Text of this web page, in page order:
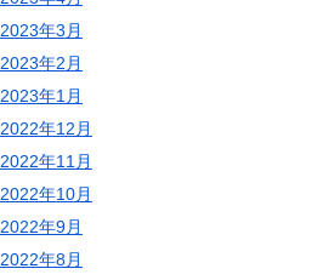
2023年3月
2023年2月
2023年1月
2022年12月
2022年11月
2022年10月
2022年9月
2022年8月